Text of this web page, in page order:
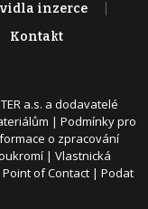
inzerce
Kontakt
a.s. a dodavatelé
| Podmínky pro
o zpracování
| Vlastnická
of Contact | Podat